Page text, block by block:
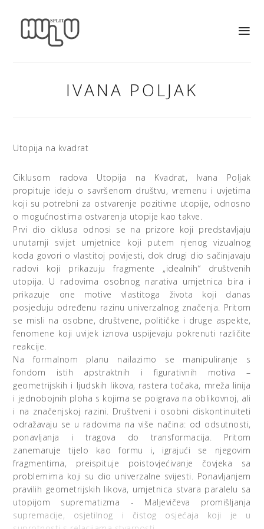
IVANA POLJAK
Utopija na kvadrat
Ciklusom radova Utopija na Kvadrat, Ivana Poljak
propituje ideju o savršenom društvu, vremenu i uvjetima
koji su potrebni za ostvarenje pozitivne utopije, odnosno
o mogućnostima ostvarenja utopije kao takve.
Prvi dio ciklusa odnosi se na prizore koji predstavljaju
unutarnji svijet umjetnice koji putem njenog vizualnog
koda govori o vlastitoj povijesti, dok drugi dio sačinjavaju
radovi koji prikazuju fragmente „idealnih“ društvenih
utopija. U radovima osobnog narativa umjetnica bira i
prikazuje one motive vlastitoga života koji danas
posjeduju određenu razinu univerzalnog značenja. Pritom
se misli na osobne, društvene, političke i druge aspekte,
fenomene koji uvijek iznova uspijevaju pokrenuti različite
reakcije.
Na formalnom planu nailazimo se manipuliranje s
fondom istih apstraktnih i figurativnih motiva –
geometrijskih i ljudskih likova, rastera točaka, mreža linija
i jednobojnih ploha s kojima se poigrava na oblikovnoj, ali
i na značenjskoj razini. Društveni i osobni diskontinuiteti
odražavaju se u radovima na više načina: od odsutnosti,
ponavljanja i tragova do transformacija. Pritom
zanemaruje tijelo kao formu i, igrajući se njegovim
fragmentima, preispituje poistovjećivanje čovjeka sa
problemima koji su dio univerzalne svijesti. Ponavljanjem
pravilih geometrijskih likova, umjetnica stvara paralelu sa
utopijom suprematizma - Maljevičeva promišljanja
supremacije, osjetilnog i čistog osjećaja koji je u